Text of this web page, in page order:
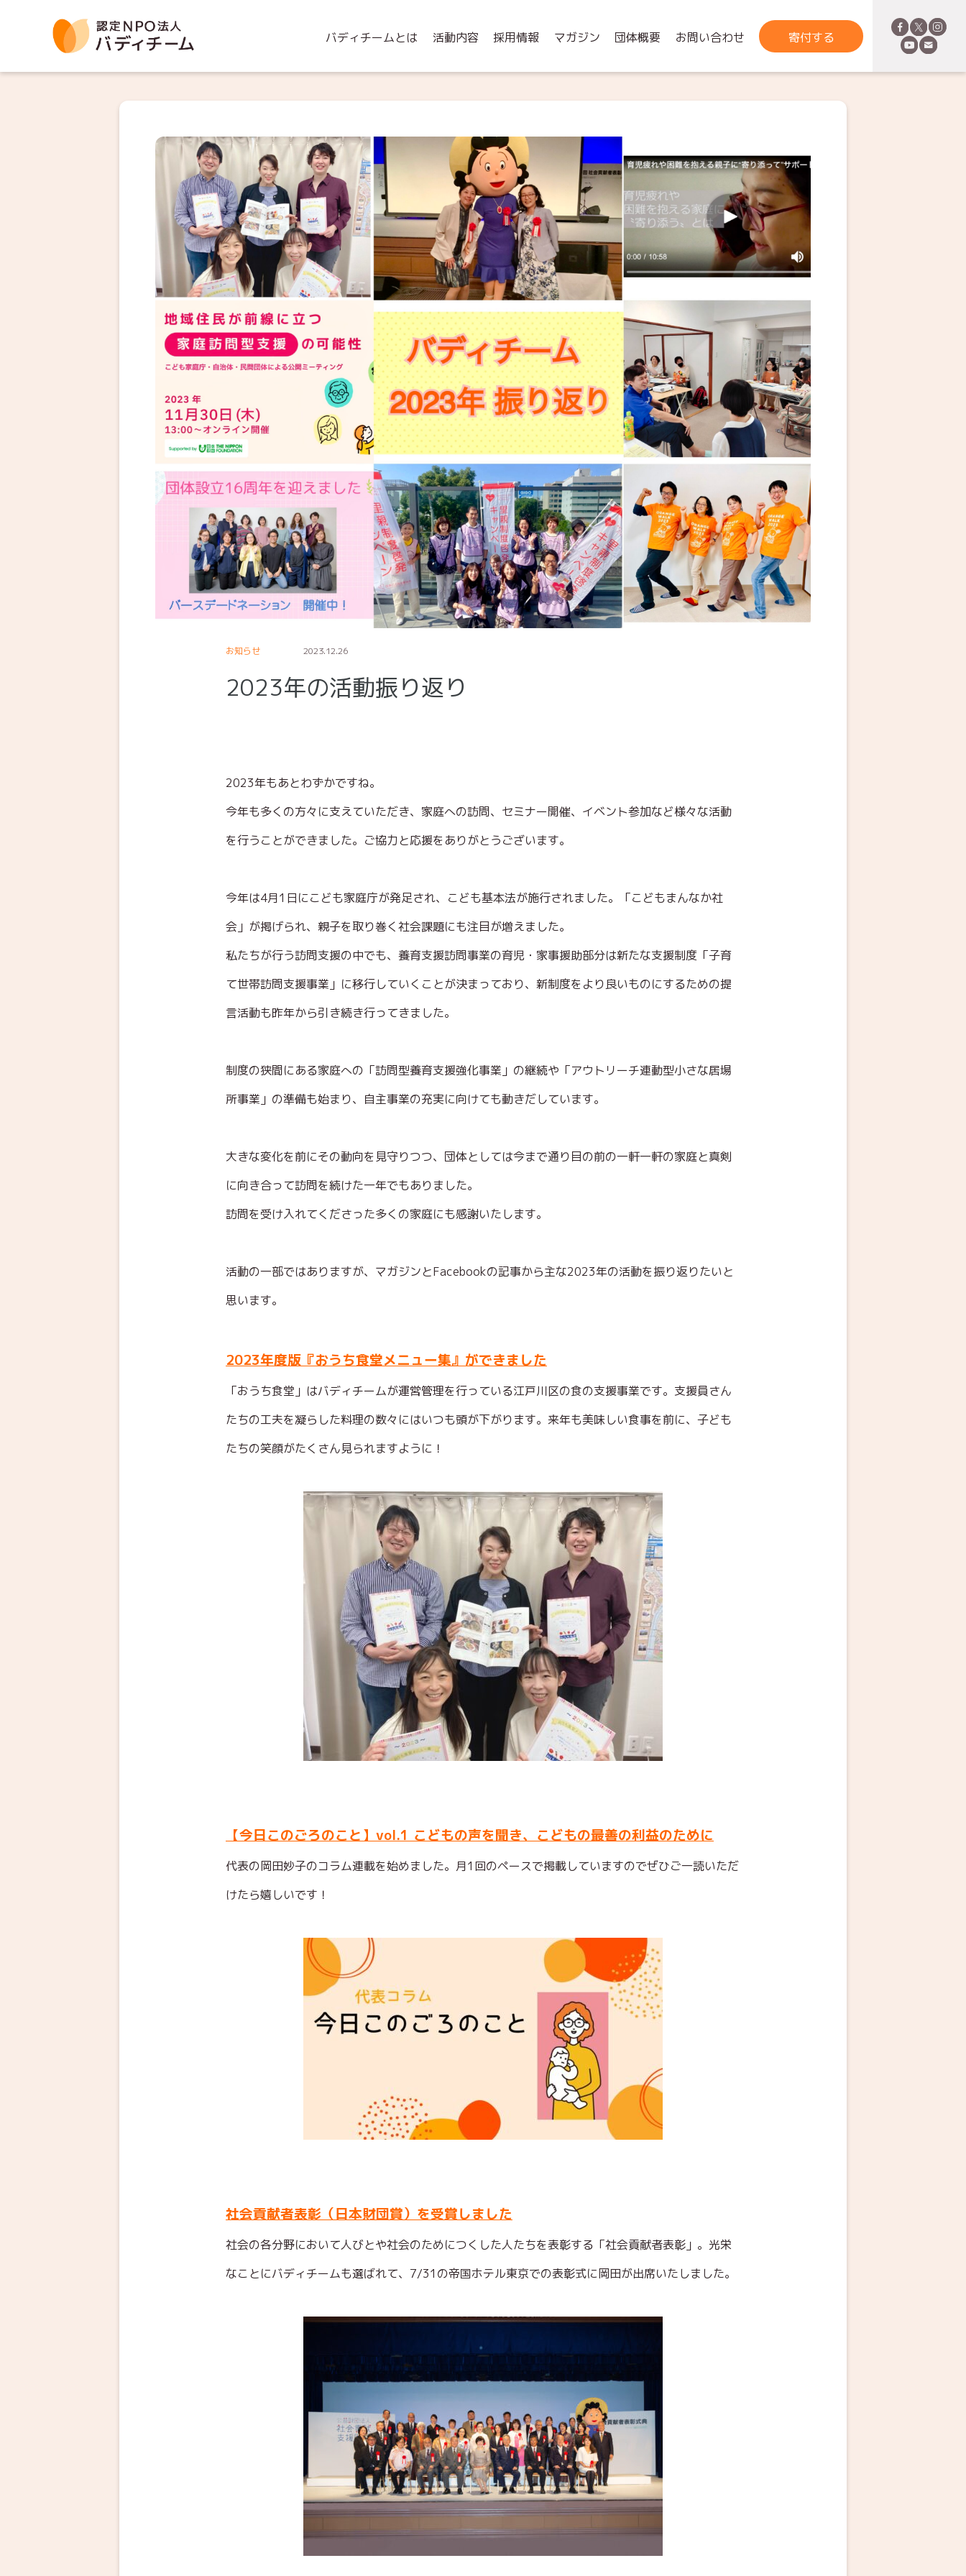
バディチームとは 活動内容 採用情報 マガジン 団体概要 お問い合わせ 寄付する
お知らせ 2023.12.26
2023年の活動振り返り
2023年もあとわずかですね。
今年も多くの方々に支えていただき、家庭への訪問、セミナー開催、イベント参加など様々な活動
を行うことができました。ご協力と応援をありがとうございます。
今年は4月1日にこども家庭庁が発足され、こども基本法が施行されました。「こどもまんなか社
会」が掲げられ、親子を取り巻く社会課題にも注目が増えました。
私たちが行う訪問支援の中でも、養育支援訪問事業の育児・家事援助部分は新たな支援制度「子育
て世帯訪問支援事業」に移行していくことが決まっており、新制度をより良いものにするための提
言活動も昨年から引き続き行ってきました。
制度の狭間にある家庭への「訪問型養育支援強化事業」の継続や「アウトリーチ連動型小さな居場
所事業」の準備も始まり、自主事業の充実に向けても動きだしています。
大きな変化を前にその動向を見守りつつ、団体としては今まで通り目の前の一軒一軒の家庭と真剣
に向き合って訪問を続けた一年でもありました。
訪問を受け入れてくださった多くの家庭にも感謝いたします。
活動の一部ではありますが、マガジンとFacebookの記事から主な2023年の活動を振り返りたいと
思います。
2023年度版『おうち食堂メニュー集』ができました
「おうち食堂」 はバディチームが運営管理を行っている江戸川区の食の支援事業です。支援員さん
たちの工夫を凝らした料理の数々にはいつも頭が下がります。来年も美味しい食事を前に、子ども
たちの笑顔がたくさん見られますように！
【今日このごろのこと】vol.1 こどもの声を聞き、こどもの最善の利益のために
代表の岡田妙子のコラム連載を始めました。月1回のペースで掲載していますのでぜひご一読いただ
けたら嬉しいです！
社会貢献者表彰（日本財団賞）を受賞しました
社会の各分野において人びとや社会のためにつくした人たちを表彰する「社会貢献者表彰」。光栄
なことにバディチームも選ばれて、7/31の帝国ホテル東京での表彰式に岡田が出席いたしました。